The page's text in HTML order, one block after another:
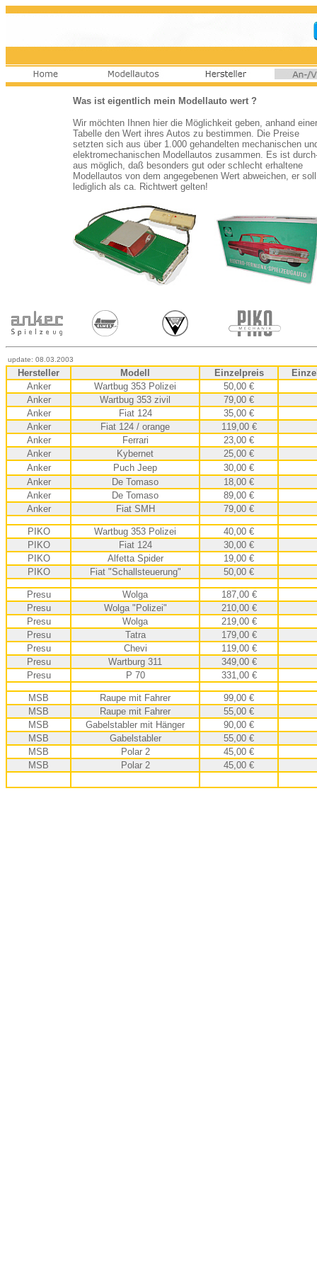
Was ist eigentlich mein Modellauto wert ?
Wir möchten Ihnen hier die Möglichkeit geben, anhand einer
Tabelle den Wert ihres Autos zu bestimmen. Die Preise
setzten sich aus über 1.000 gehandelten mechanischen
elektromechanischen Modellautos zusammen. Es ist
aus möglich, daß besonders gut oder schlecht erhaltene
Modellautos von dem angegebenen Wert abweichen, er soll
lediglich als ca. Richtwert gelten!
update: 08.03.2003
Hersteller Modell Einzelpreis
Anker
Wartbug 353 Polizei
50,00 €
Anker
Wartbug 353 zivil 79,00 €
Anker
Fiat 124 35,00 €
Anker
Fiat 124 / orange 119,00 €
Anker
Ferrari 23,00 €
Anker
Kybernet 25,00 €
Anker
Puch Jeep 30,00 €
Anker
De Tomaso 18,00 €
Anker
De Tomaso 89,00 €
Anker
Fiat SMH 79,00 €
PIKO Wartbug 353 Polizei 40,00 €
PIKO
Fiat 124 30,00 €
PIKO
Alfetta Spider 19,00 €
PIKO
Fiat "Schallsteuerung" 50,00 €
Presu Wolga
187,00 €
Presu
Wolga "Polizei" 210,00 €
Presu
Wolga 219,00 €
Presu
Tatra
179,00 €
Presu
Chevi 119,00 €
Presu
Wartburg 311 349,00 €
Presu
P 70 331,00 €
MSB Raupe mit Fahrer 99,00 €
MSB
Raupe mit Fahrer 55,00 €
MSB
Gabelstabler mit Hänger 90,00 €
MSB
Gabelstabler 55,00 €
MSB
Polar 2 45,00 €
MSB
Polar 2 45,00 €